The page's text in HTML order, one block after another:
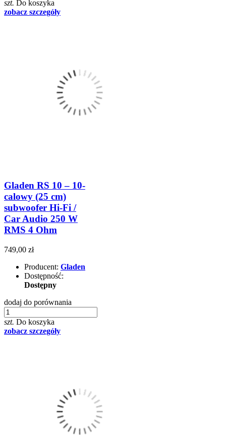
szt. Do koszyka
zobacz szczegóły
Gladen RS 10 – 10-
calowy (25 cm)
subwoofer Hi-Fi /
Car Audio 250 W
RMS 4 Ohm
749,00 zł
Producent: Gladen
Dostępność:
Dostępny
dodaj do porównania
szt. Do koszyka
zobacz szczegóły